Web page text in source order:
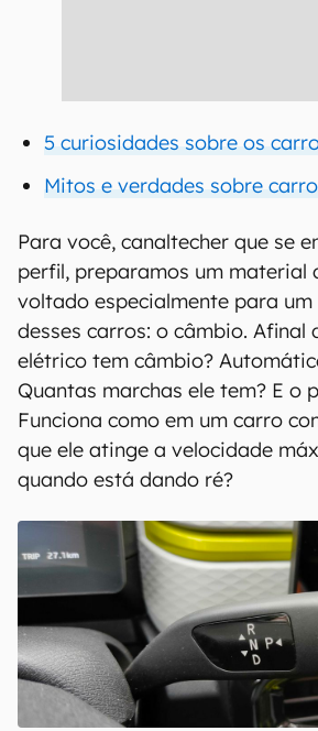
5 curiosidades sobre os
Mitos e verdades sobre
Para você, canaltecher que se
perfil, preparamos um material
voltado especialmente para
desses carros: o câmbio. Afinal
elétrico tem câmbio?
Quantas marchas ele tem? E o
Funciona como em um carro
que ele atinge a velocidade
quando está dando ré?